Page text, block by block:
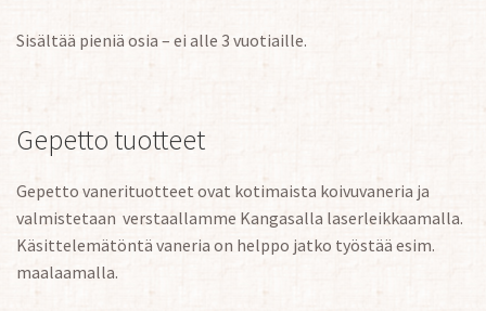
Sisältää pieniä osia – ei alle 3 vuotiaille.
Gepetto tuotteet
Gepetto vanerituotteet ovat kotimaista koivuvaneria ja
valmistetaan verstaallamme Kangasalla laserleikkaamalla.
Käsittelemätöntä vaneria on helppo jatko työstää esim.
maalaamalla.